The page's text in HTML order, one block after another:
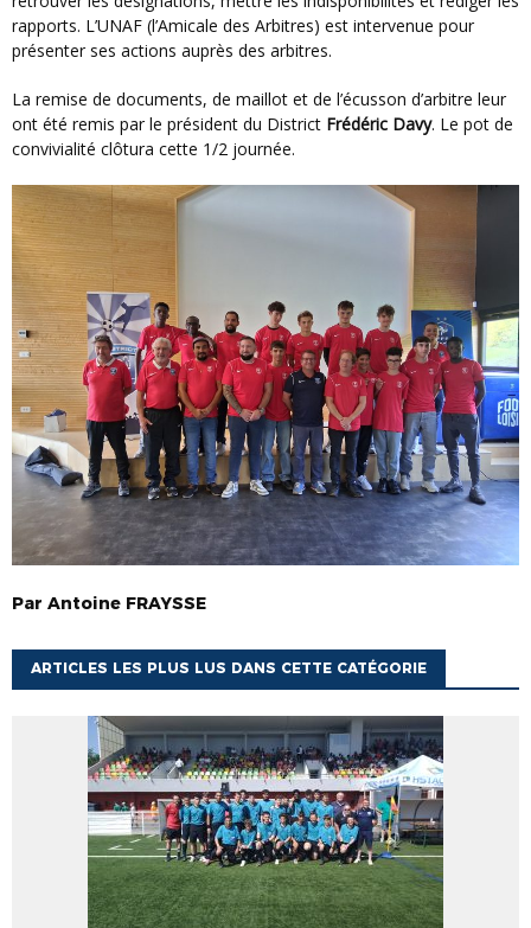
rapports. L’UNAF (l’Amicale des Arbitres) est intervenue pour
présenter ses actions auprès des arbitres.
La remise de documents, de maillot et de l’écusson d’arbitre leur
ont été remis par le président du District Frédéric Davy. Le pot de
convivialité clôtura cette 1/2 journée.
Par Antoine FRAYSSE
ARTICLES LES PLUS LUS DANS CETTE CATÉGORIE